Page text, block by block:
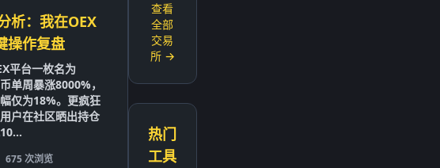
析：我在OEX
操作复盘
平台一枚名为
单周暴涨8000%，
仅为18%。更疯狂
户在社区晒出持仓
675 次浏览
查看
全部
交易
所 →
热门
工具